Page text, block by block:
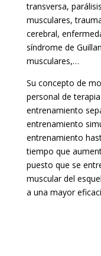
transversa,
musculares,
cerebral,
síndrome de
musculares,…
Su concepto de
personal de
entrenamiento
entrenamiento
entrenamiento
tiempo que
puesto que se
muscular del
a una mayor